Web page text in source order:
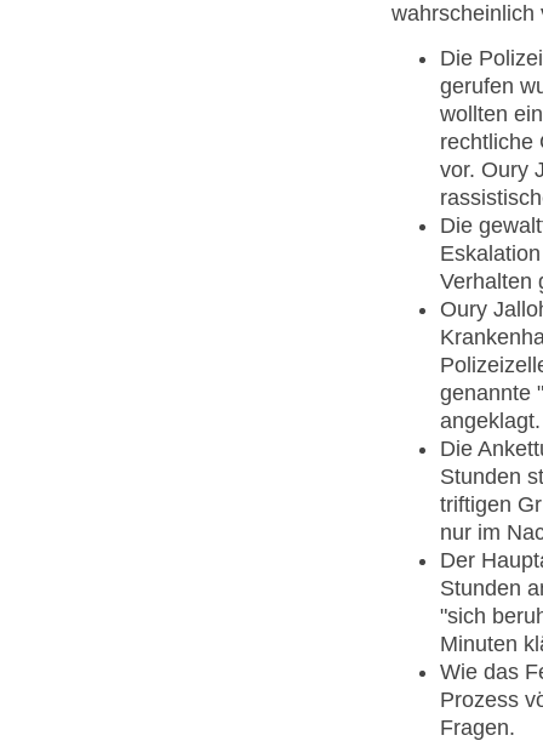
wahrscheinlich
Die
gerufen
wollten
rechtliche
vor. Oury
Die
Verhalten
Oury
genannte
angeklagt.
Die
Stunden
triftigen
nur im
Der
Stunden
"sich
Minuten
Wie das
Prozess
Fragen.